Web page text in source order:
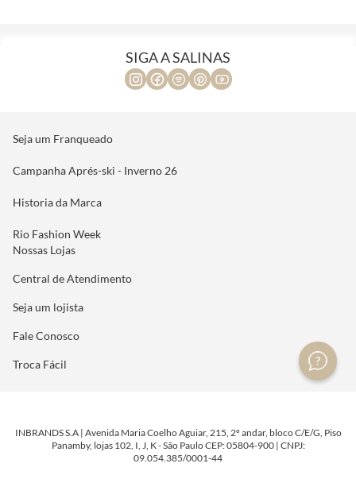
SIGA A SALINAS
Seja um Franqueado
Campanha Aprés-ski - Inverno 26
Historia da Marca
Rio Fashion Week
Nossas Lojas
Central de Atendimento
Seja um lojista
Fale Conosco
Troca Fácil
INBRANDS S.A | Avenida Maria Coelho Aguiar, 215, 2º andar, bloco C/E/G, Piso
Panamby, lojas 102, I, J, K - São Paulo CEP: 05804-900 | CNPJ:
09.054.385/0001-44